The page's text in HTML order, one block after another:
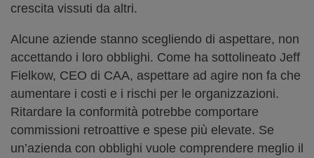
crescita vissuti da altri.
Alcune aziende stanno scegliendo di aspettare, non
accettando i loro obblighi. Come ha sottolineato Jeff
Fielkow, CEO di CAA, aspettare ad agire non fa che
aumentare i costi e i rischi per le organizzazioni.
Ritardare la conformità potrebbe comportare
commissioni retroattive e spese più elevate. Se
un’azienda con obblighi vuole comprendere meglio il